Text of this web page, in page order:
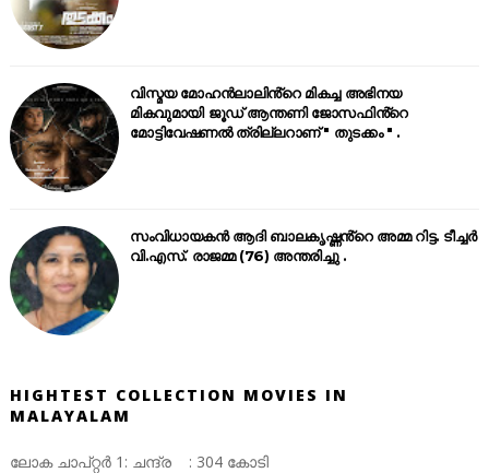
വിസ്മയ മോഹൻലാലിൻ്റെ മികച്ച അഭിനയ
മികവുമായി ജൂഡ് ആന്തണി ജോസഫിൻ്റെ
മോട്ടിവേഷണൽ ത്രില്ലറാണ് " തുടക്കം " .
സംവിധായകൻ ആദി ബാലകൃഷ്ണൻ്റെ അമ്മ റിട്ട. ടീച്ചർ
വി.എസ്. രാജമ്മ (76) അന്തരിച്ചു .
HIGHTEST COLLECTION MOVIES IN
MALAYALAM
ലോക ചാപ്റ്റർ 1: ചന്ദ്ര : 304 കോടി